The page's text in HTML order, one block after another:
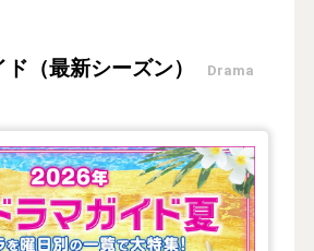
ド（最新シーズン） Drama
ドラマガイド